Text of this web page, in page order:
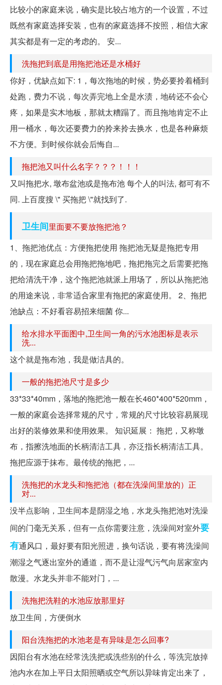
比较小的家庭来说，确实是比较占地方的一个设置，不过
既然有家庭选择安装，也有的家庭选择不按照，相信大家
其实都是有一定的考虑的。 安...
洗拖把到底是用拖把池还是水桶好
你好，优缺点如下: 1，每次拖地的时候，势必要拎着桶到
处跑，费力不说，每次弄完地上全是水渍，地砖还不会心
疼，如果是实木地板，那就太糟蹋了。而且拖地肯定不止
用一桶水，每次还要费力的拎来拎去换水，也是各种麻烦
不方便。到时候你就会后悔自...
拖把池又叫什么名字？？？！！！
又叫拖把水, 墩布盆池或是拖布池 每个人的叫法, 都可有不
同. 上百度搜 \" 买拖把 \"就找到了.
卫生间里面要不要放拖把池？
1、拖把池优点：方便拖把使用 拖把池无疑是拖把专用
的，现在家庭总会用拖把拖地吧，拖把拖完之后需要把拖
把给清洗干净，这个拖把池就派上用场了，所以从拖把池
的用途来说，非常适合家里有拖把的家庭使用。 2、拖把
池缺点：不好看容易招来细菌 你...
给水排水平面图中,卫生间一角的污水池图标是表示
洗...
这个就是拖布池，我是做洁具的。
一般的拖把池尺寸是多少
33*33*40mm，落地的拖把池一般在长460*400*520mm，
一般的家庭会选择常规的尺寸，常规的尺寸比较容易展现
出好的装修效果和使用效果。 知识延展： 拖把，又称墩
布，指擦洗地面的长柄清洁工具，亦泛指长柄清洁工具。
拖把应源于抹布。最传统的拖把，...
洗拖把的水龙头和拖把池（都在洗澡间里放的）正
对...
没半点影响，卫生间本是阴湿之地，水龙头拖把池对洗澡
间的门毫无关系，但有一点你需要注意，洗澡间对室外要
有通风口，最好要有阳光照进，换句话说，要有将洗澡间
潮湿之气逐出室外的通道，而不是让湿气污气向居家室内
散漫。水龙头并非不能对门，...
洗拖把洗鞋的水池应放那里好
放卫生间，方便倒水
阳台洗拖把的水池老是有异味是怎么回事?
因阳台有水池在经常洗洗把或洗些别的什么，等洗完放掉
池内水在加上平日太阳照晒或空气所以异味肯定出来了，